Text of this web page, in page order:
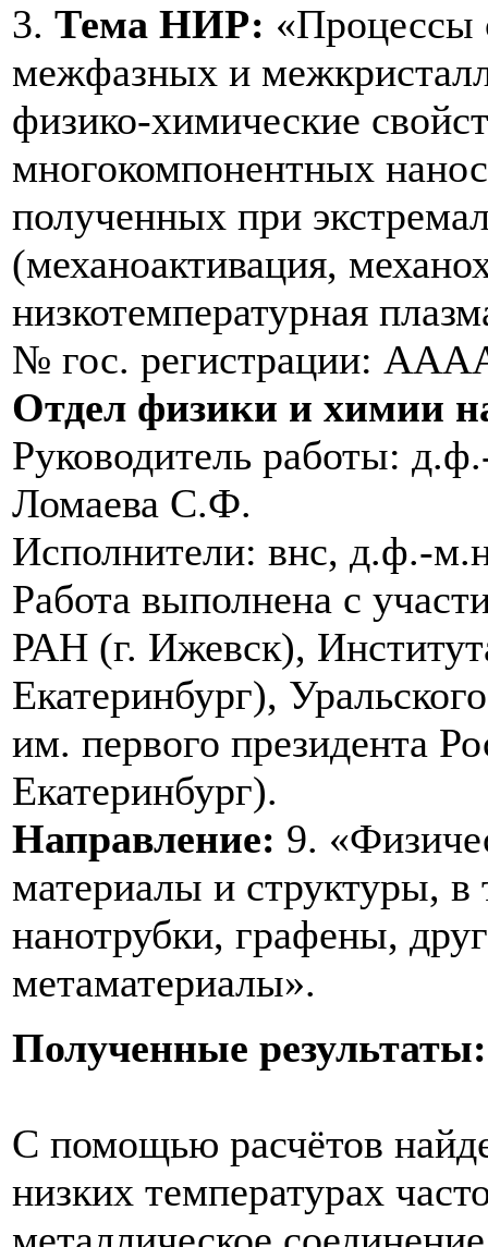
3. Тема НИР: «Процессы
межфазных и
физико-химические
многокомпонентных
полученных при
(механоактивация,
низкотемпературная
№ гос. регистрации:
Отдел физики и химии
Руководитель работы:
Ломаева С.Ф.
Исполнители: внс, д.ф.-
Работа выполнена с
РАН (г. Ижевск),
Екатеринбург),
им. первого президента
Екатеринбург).
Направление: 9.
материалы и структуры,
нанотрубки, графены,
метаматериалы».
Полученные результаты:
С помощью расчётов
низких температурах